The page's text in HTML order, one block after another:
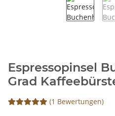
Espressopinsel
Grad
(1 Bewertungen)